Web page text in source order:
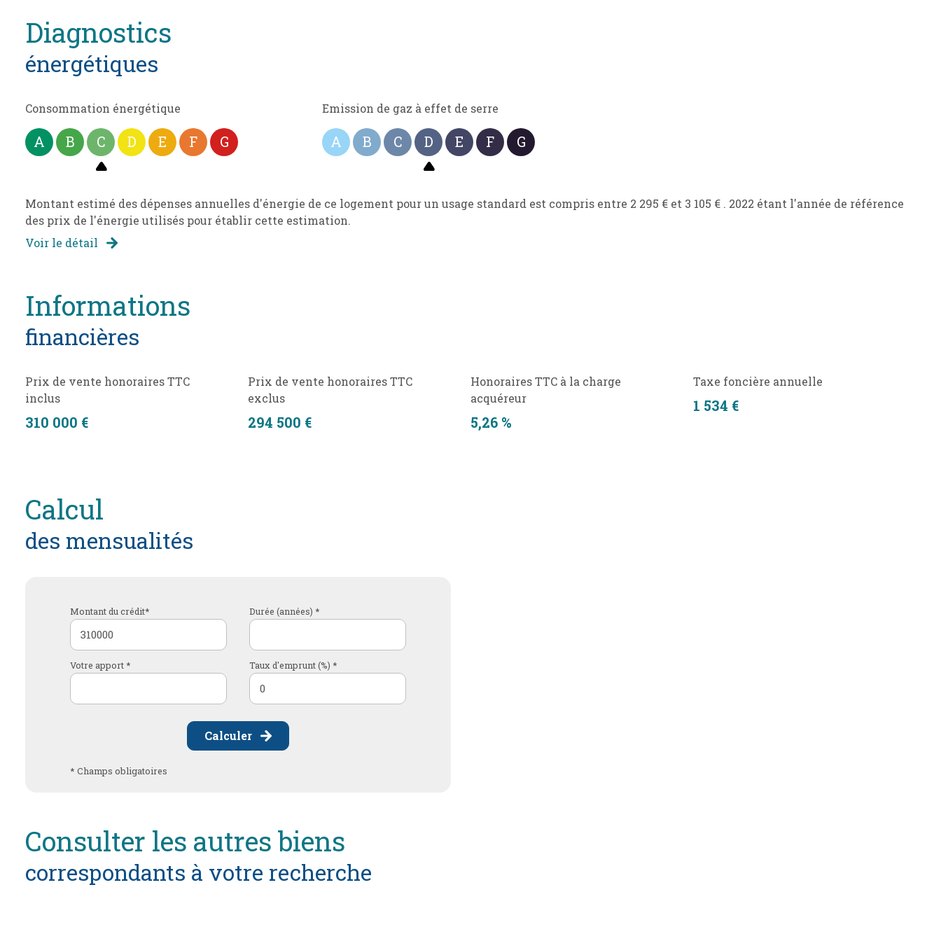
diagnostics
énergétiques
Consommation énergétique
A B C D E F G
Emission de gaz à effet de serre
A B C D E F G
Montant estimé des dépenses annuelles d'énergie de ce logement pour un usage standard est compris entre 2 295 € et 3 105 € . 2022 étant l'année de référence
des prix de l'énergie utilisés pour établir cette estimation.
Voir le détail
informations
financières
Prix de vente honoraires TTC
inclus
310 000 €
Prix de vente honoraires TTC
exclus
294 500 €
Honoraires TTC à la charge
acquéreur
5,26 %
Taxe foncière annuelle
1 534 €
calcul
des mensualités
Montant du crédit* Durée (années) *
Votre apport * Taux d'emprunt (%) *
Calculer
* Champs obligatoires
consulter les autres biens
correspondants à votre recherche